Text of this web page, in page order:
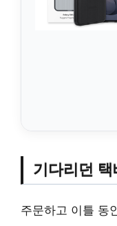
기다리던
주문하고 이틀 동